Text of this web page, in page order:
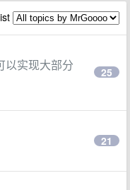
以实现大部分
25
21